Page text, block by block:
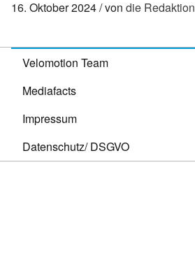
16. Oktober 2024 von die Redaktion
Velomotion Team
Mediafacts
Impressum
Datenschutz/ DSGVO